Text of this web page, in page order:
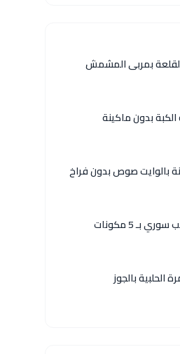
بمربى المشمش
بدون ماكينة
بالوايت صوص بدون فراخ
بـ 5 مكونات
بالجوز